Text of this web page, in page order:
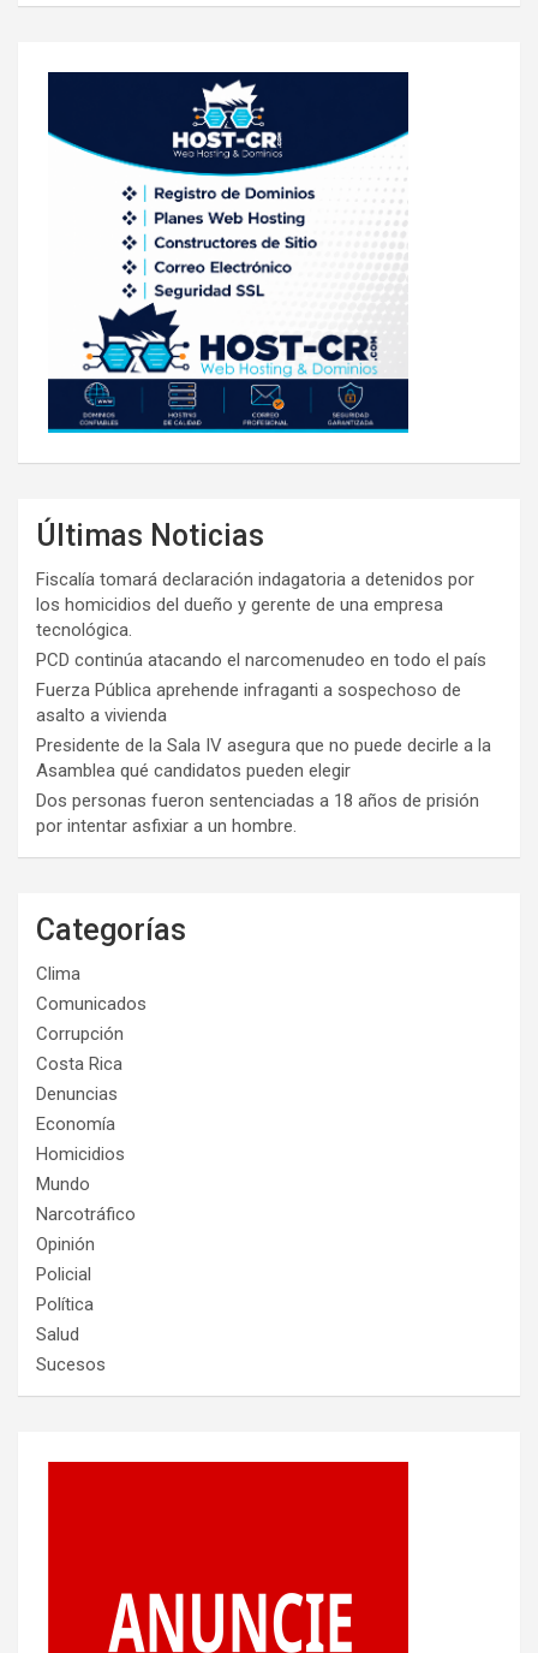
Últimas Noticias
Fiscalía tomará declaración indagatoria a detenidos por
los homicidios del dueño y gerente de una empresa
tecnológica.
PCD continúa atacando el narcomenudeo en todo el país
Fuerza Pública aprehende infraganti a sospechoso de
asalto a vivienda
Presidente de la Sala IV asegura que no puede decirle a la
Asamblea qué candidatos pueden elegir
Dos personas fueron sentenciadas a 18 años de prisión
por intentar asfixiar a un hombre.
Categorías
Clima
Comunicados
Corrupción
Costa Rica
Denuncias
Economía
Homicidios
Mundo
Narcotráfico
Opinión
Policial
Política
Salud
Sucesos